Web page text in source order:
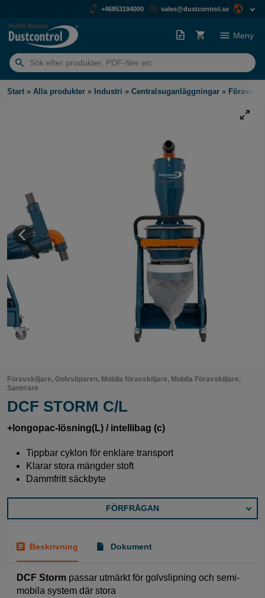
+46853194000 sales@dustcontrol.se
Sök
efter:
Meny
Start » Alla produkter » Industri » Centralsuganläggningar »
Föravskiljare, Golvsliparen, Mobila föravskiljare, Mobila Föravskiljare,
Sanerare
DCF STORM C/L
+longopac-lösning(L) / intellibag (c)
Tippbar cyklon för enklare transport
Klarar stora mängder stoft
Dammfritt säckbyte
FÖRFRÅGAN
Beskrivning Dokument
DCF Storm passar utmärkt för golvslipning och semi-
mobila system där stora